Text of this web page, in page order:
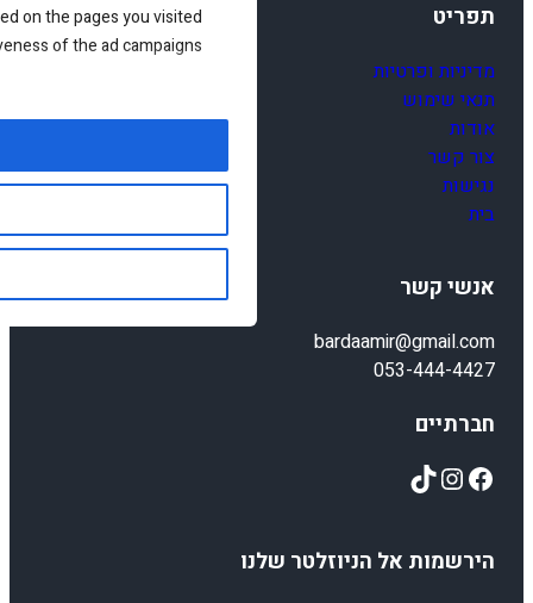
on the pages you visited
of the ad campaigns.
תפריט
מדיניות ופרטיות
תנאי שימוש
אודות
צור קשר
נגישות
בית
אנשי קשר
bardaamir@gmail.com
053-444-4427
חברתיים
Facebook
Instagram
TikTok
הירשמות אל הניוזלטר שלנו